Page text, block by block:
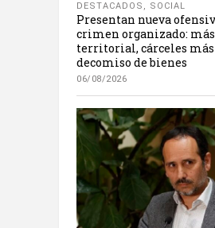
DESTACADOS , SOCIAL
Presentan nueva
crimen organizado:
territorial, cárceles
decomiso de bienes
06/08/2026